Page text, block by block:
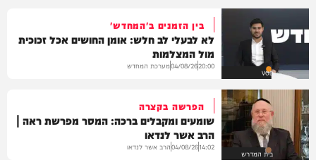
VOD
בין הזמנים ב'המחדש'
לא לבעלי לב חלש: אומן החושים אכל זכוכית
מול המצלמות
20:00
04/08/26מערכת המחדש
בית המדרש
הפרשה בקצרה
שומעים ומקבלים ברכה: המסר מפרשת ראה |
הרב אשר לנדאו
14:02
04/08/26הרב אשר לנדאו